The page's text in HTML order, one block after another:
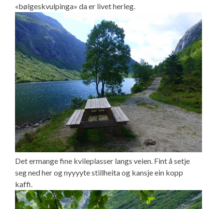
«bølgeskvulpinga» da er livet herleg.
Det ermange fine kvileplasser langs veien. Fint å setje
seg ned her og nyyyyte stillheita og kansje ein kopp
kaffi.